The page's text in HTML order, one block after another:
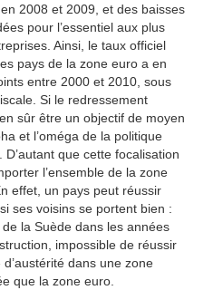
2008 et 2009, et des baisses
pour l’essentiel aux plus
Ainsi, le taux officiel
pays de la zone euro a en
entre 2000 et 2010, sous
Si le redressement
sûr être un objectif de moyen
et l’oméga de la politique
que cette focalisation
l’ensemble de la zone
effet, un pays peut réussir
ses voisins se portent bien :
la Suède dans les années
impossible de réussir
dans une zone
que la zone euro.